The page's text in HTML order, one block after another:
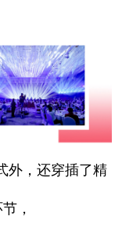
外，还穿插了精
，